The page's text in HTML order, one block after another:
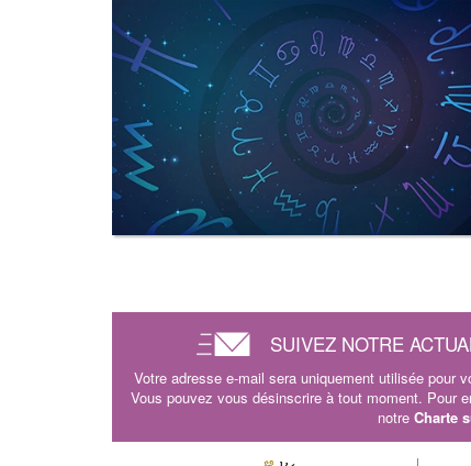
SUIVEZ NOTRE
Votre adresse e-mail sera uniquement utilisée pour
Vous pouvez vous désinscrire à tout moment. Pour
notre Charte